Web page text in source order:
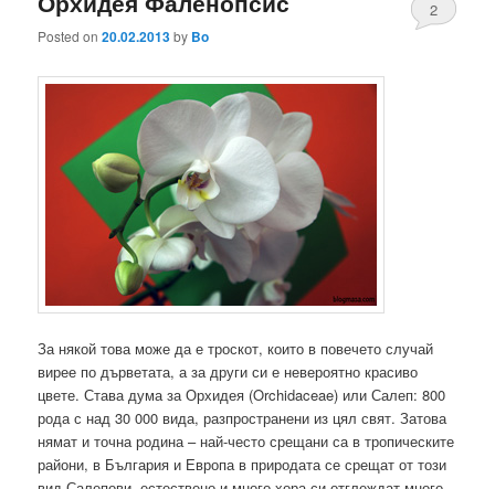
Posted on20.02.2013by Bo
2
За някой това може да е троскот, които в повечето случай
вирее по дърветата, а за други си е невероятно красиво
цвете. Става дума за Орхидея (Orchidaceae) или Салеп: 800
рода с над 30 000 вида, разпространени из цял свят. Затова
нямат и точна родина – най-често срещани са в тропическите
райони, в България и Европа в природата се срещат от този